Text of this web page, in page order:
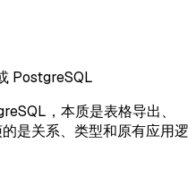
PostgreSQL
，本质是表格导出、
是关系、类型和原有应用逻